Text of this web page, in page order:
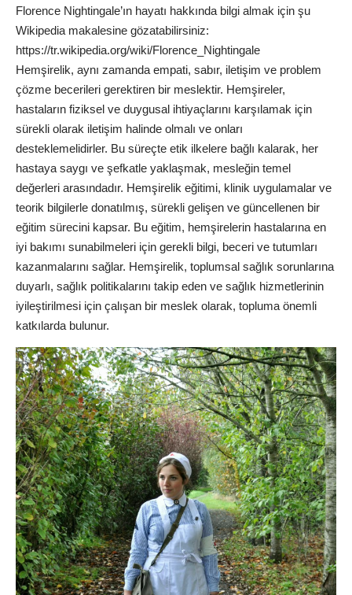
Florence Nightingale’ın hayatı hakkında bilgi almak için şu
Wikipedia makalesine gözatabilirsiniz:
https://tr.wikipedia.org/wiki/Florence_Nightingale
Hemşirelik, aynı zamanda empati, sabır, iletişim ve problem
çözme becerileri gerektiren bir meslektir. Hemşireler,
hastaların fiziksel ve duygusal ihtiyaçlarını karşılamak için
sürekli olarak iletişim halinde olmalı ve onları
desteklemelidirler. Bu süreçte etik ilkelere bağlı kalarak, her
hastaya saygı ve şefkatle yaklaşmak, mesleğin temel
değerleri arasındadır. Hemşirelik eğitimi, klinik uygulamalar ve
teorik bilgilerle donatılmış, sürekli gelişen ve güncellenen bir
eğitim sürecini kapsar. Bu eğitim, hemşirelerin hastalarına en
iyi bakımı sunabilmeleri için gerekli bilgi, beceri ve tutumları
kazanmalarını sağlar. Hemşirelik, toplumsal sağlık sorunlarına
duyarlı, sağlık politikalarını takip eden ve sağlık hizmetlerinin
iyileştirilmesi için çalışan bir meslek olarak, topluma önemli
katkılarda bulunur.